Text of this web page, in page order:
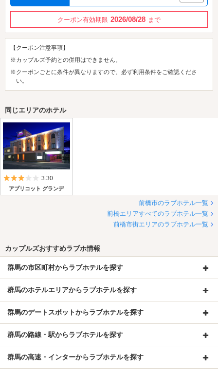
クーポン有効期限 2026/08/28 まで
【クーポン注意事項】
※カップルズ予約との併用はできません。
※クーポンごとに条件が異なりますので、必ず利用条件をご確認くださ
い。
同じエリアのホテル
5つ星のうち3
3.30
アプリコット グランデ
前橋市のラブホテル一覧
前橋エリアすべてのラブホテル一覧
前橋市街エリアのラブホテル一覧
カップルズおすすめラブホ情報
群馬の市区町村からラブホテルを探す
群馬のホテルエリアからラブホテルを探す
群馬のデートスポットからラブホテルを探す
群馬の路線・駅からラブホテルを探す
群馬の高速・インターからラブホテルを探す